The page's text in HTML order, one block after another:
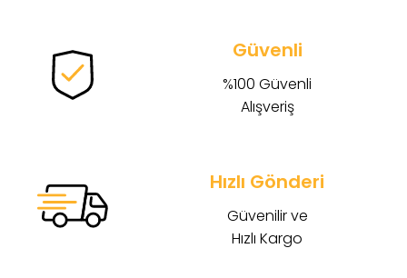
Güvenli
%100 Güvenli
Alışveriş
Hızlı Gönderi
Güvenilir ve
Hızlı Kargo